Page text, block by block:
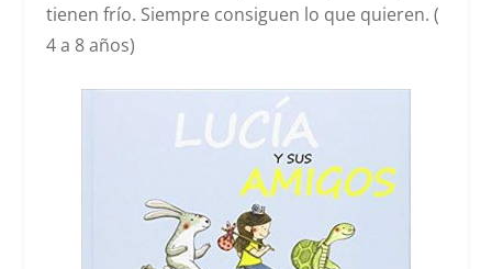
tienen frío. Siempre consiguen lo que quieren. (
4 a 8 años)